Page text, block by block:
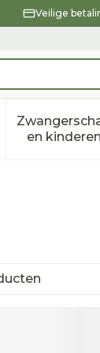
Veilige
voor
en kinderen
Toon